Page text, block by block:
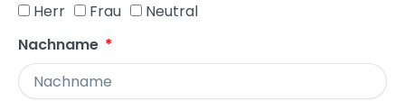
Herr
Frau
Neutral
Nachname